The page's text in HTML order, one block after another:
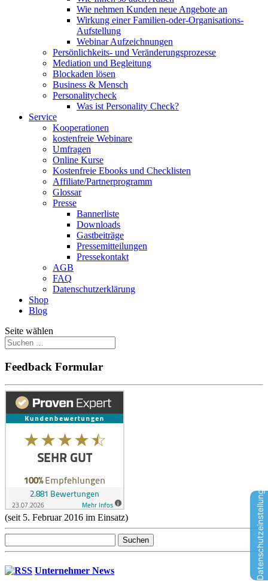
Wie nehmen Kunden neue Angebote an
Wirkung einer Familien-oder-Organisations-
Aufstellung
Webinar Aufzeichnungen
Persönlichkeits- und Veränderungsprozesse
Mediation und Begleitung
Blockaden lösen
Business & Mensch
Personalitycheck
Was ist Personality Check?
Service
Kooperationen
kostenfreie Webinare
Umfragen
Online Kurse
Kostenfreie Ebooks und Checklisten
Affiliate/Partnerprogramm
Glossar
Presse
Bannerliste
Downloads
Gastbeiträge
Pressemitteilungen
Pressekontakt
AGB
FAQ
Datenschutzerklärung
Shop
Blog
Seite wählen
Feedback Formular
(seit 5. Februar 2016 im Einsatz)
nach:
Unternehmer News Datenschutzeinstellungen